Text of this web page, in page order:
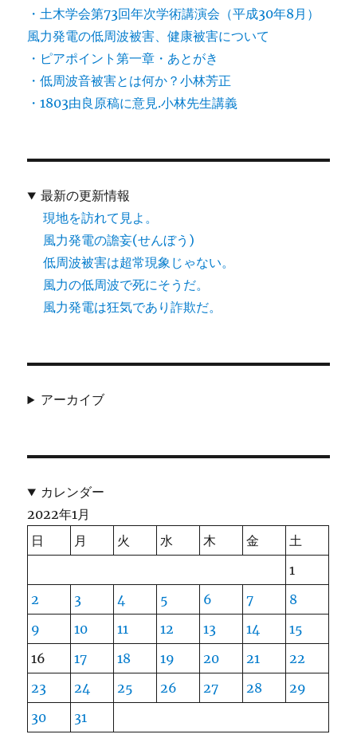
・土木学会第73回年次学術講演会（平成30年8月）
風力発電の低周波被害、健康被害について
・ピアポイント第一章・あとがき
・低周波音被害とは何か？小林芳正
・1803由良原稿に意見.小林先生講義
最新の更新情報
現地を訪れて見よ。
風力発電の譫妄(せんぼう)
低周波被害は超常現象じゃない。
風力の低周波で死にそうだ。
風力発電は狂気であり詐欺だ。
アーカイブ
カレンダー
2022年1月
日
月 火 水 木 金
土
1
2
3 4 5 6 7
8
9
10 11 12 13 14
15
16
17 18 19 20 21
22
23
24 25 26 27 28
29
30
31